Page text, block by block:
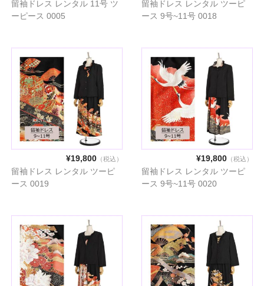
留袖ドレス レンタル 11号 ツ
ーピース 0005
留袖ドレス レンタル ツーピ
ース 9号~11号 0018
¥19,800（税込）
留袖ドレス レンタル ツーピ
ース 0019
¥19,800 （税込）
留袖ドレス レンタル ツーピ
ース 9号~11号 0020